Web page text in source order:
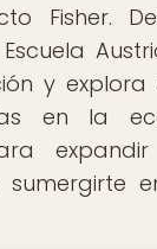
Fisher.
y explora
en la
sumergirte